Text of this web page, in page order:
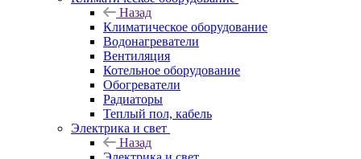
Назад
Климатическое оборудование
Водонагреватели
Вентиляция
Котельное оборудование
Обогреватели
Радиаторы
Теплый пол, кабель
Электрика и свет
Назад